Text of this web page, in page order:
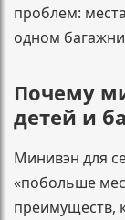
проблем:
одном
Почему
детей и
Минивэн для
«побольше
преимуществ,